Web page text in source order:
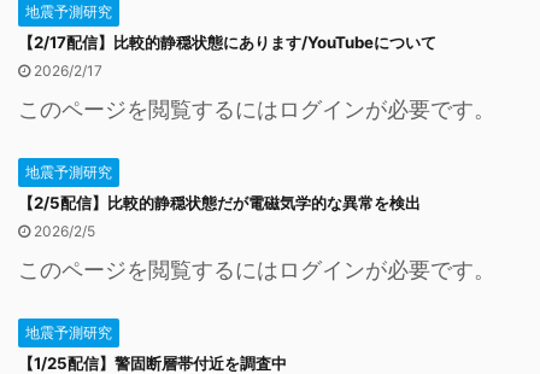
地震予測研究
【2/17配信】比較的静穏状態にあります/YouTubeについて
2026/2/17
このページを閲覧するにはログインが必要です。
地震予測研究
【2/5配信】比較的静穏状態だが電磁気学的な異常を検出
2026/2/5
このページを閲覧するにはログインが必要です。
地震予測研究
【1/25配信】警固断層帯付近を調査中